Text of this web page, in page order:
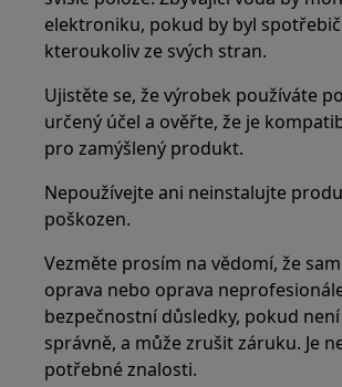
elektroniku, pokud by byl
kteroukoliv ze svých stran.
Ujistěte se, že výrobek používáte
určený účel a ověřte, že je
pro zamýšlený produkt.
Nepoužívejte ani neinstalujte
poškozen.
Vezměte prosím na vědomí, že
oprava nebo oprava
bezpečnostní důsledky, pokud
správně, a může zrušit záruku. Je
potřebné znalosti.